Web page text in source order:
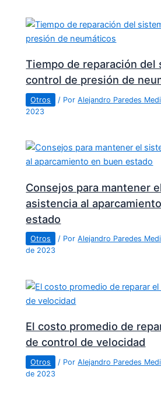
Tiempo de reparación del
control de presión de
Otros / PorAlejandro Paredes
2023
Consejos para mantener
asistencia al
estado
Otros / PorAlejandro Paredes
de 2023
El costo promedio de
de control de velocidad
Otros / PorAlejandro Paredes
de 2023